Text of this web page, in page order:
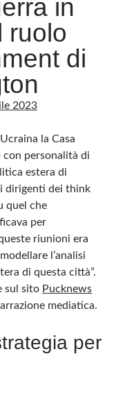
in quanto viene aggiornato
un prodotto editoriale ai
di quanto
comunque cancellati quelli
di terzi, di genere spam,
al rispetto delle norme sulla
tratte da Internet e, pertanto,
violasse eventuali
e saranno
a variazioni nel tempo.
in
ruolo
di
2023
la Casa
personalità di
estera di
dirigenti dei think
quel che
per
riunioni era
l’analisi
di questa città”.
sul sito Pucknews
mediatica.
per